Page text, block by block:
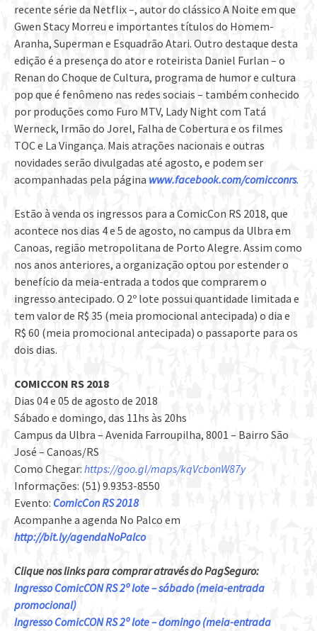
recente série da Netflix –, autor do clássico A Noite em que
Gwen Stacy Morreu e importantes títulos do Homem-
Aranha, Superman e Esquadrão Atari. Outro destaque desta
edição é a presença do ator e roteirista Daniel Furlan – o
Renan do Choque de Cultura, programa de humor e cultura
pop que é fenômeno nas redes sociais – também conhecido
por produções como Furo MTV, Lady Night com Tatá
Werneck, Irmão do Jorel, Falha de Cobertura e os filmes
TOC e La Vingança. Mais atrações nacionais e outras
novidades serão divulgadas até agosto, e podem ser
acompanhadas pela página www.facebook.com/comicconrs.
Estão à venda os ingressos para a ComicCon RS 2018, que
acontece nos dias 4 e 5 de agosto, no campus da Ulbra em
Canoas, região metropolitana de Porto Alegre. Assim como
nos anos anteriores, a organização optou por estender o
benefício da meia-entrada a todos que comprarem o
ingresso antecipado. O 2º lote possui quantidade limitada e
tem valor de R$ 35 (meia promocional antecipada) o dia e
R$ 60 (meia promocional antecipada) o passaporte para os
dois dias.
COMICCON RS 2018
Dias 04 e 05 de agosto de 2018
Sábado e domingo, das 11hs às 20hs
Campus da Ulbra – Avenida Farroupilha, 8001 – Bairro São
José – Canoas/RS
Como Chegar: https://goo.gl/maps/kqVcbonW87y
Informações: (51) 9.9353-8550
Evento: ComicCon RS 2018
Acompanhe a agenda No Palco em
http://bit.ly/agendaNoPalco
Clique nos links para comprar através do PagSeguro:
Ingresso ComicCON RS 2º lote – sábado (meia-entrada
promocional)
Ingresso ComicCON RS 2º lote – domingo (meia-entrada